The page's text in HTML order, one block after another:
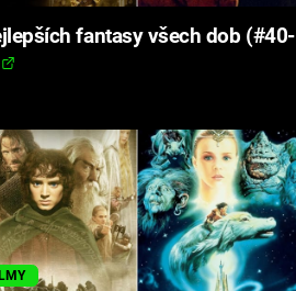
fantasy všech dob (#40-